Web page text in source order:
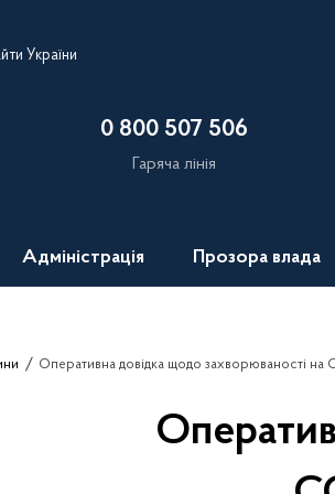
України
0 800 507 506
Гаряча лінія
Адміністрація Прозора влада
Оперативна довідка щодо захворюваності на